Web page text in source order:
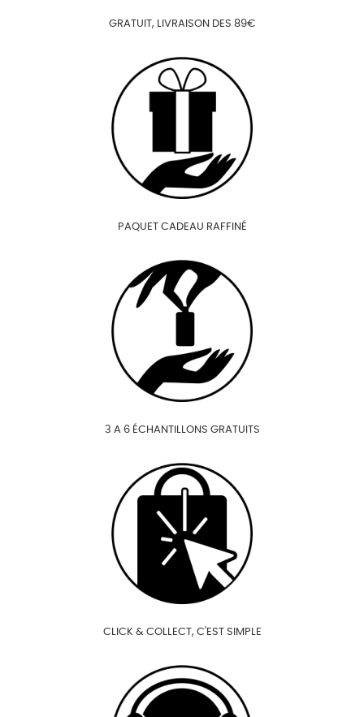
GRATUIT, LIVRAISON DES 89€
PAQUET CADEAU RAFFINÉ
3 A 6 ÉCHANTILLONS GRATUITS
CLICK & COLLECT, C'EST SIMPLE